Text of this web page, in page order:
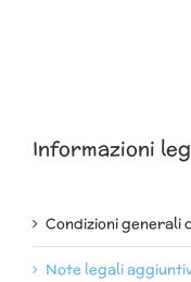
Informazioni
Condizioni generali
Note legali